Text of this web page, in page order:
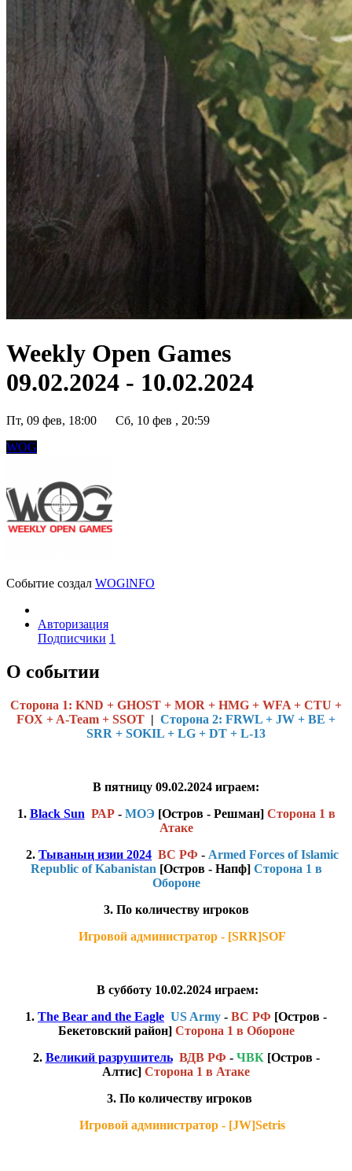
Weekly Open Games
09.02.2024 - 10.02.2024
Пт, 09 фев, 18:00
Сб, 10 фев , 20:59
WOG
Событие создал WOGlNFO
Авторизация
Подписчики 1
О событии
Cторона 1: KND + GHOST + MOR + HMG + WFA + CTU +
FOX + A-Team + SSOT | Сторона 2: FRWL + JW + BE +
SRR + SOKIL + LG + DT + L-13
В пятницу 09.02.2024 играем:
1. Black Sun РАР- МОЭ [Остров - Р ешман] Сторона 1 в
Атаке
2. Тываның изии 2024 ВС РФ - Armed Forces of Islamic
Republic of Kabanis tan [Остров - Напф] Сторона 1 в
Обороне
3. По количеству игроков
Игровой администратор - [SRR]SOF
В субботу 10.02.2024 играем:
1. The Bear and the Eagle US Army - ВС РФ [Остров -
Бекетовский район] Сторона 1 в Обороне
2. Великий разрушитель ВДВ РФ - ЧВ К[Остров -
Алтис] Сторона 1 в Атаке
3. По количеству игроков
Игровой администратор - [JW]Setris